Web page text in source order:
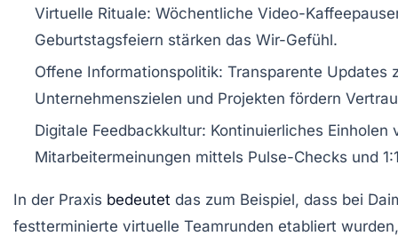
Virtuelle Rituale: Wöchentliche Video-
Geburtstagsfeiern stärken das Wir-Gefühl.
Offene Informationspolitik: Transparente Updates
Unternehmenszielen und Projekten fördern
Digitale Feedbackkultur: Kontinuierliches Einholen
Mitarbeitermeinungen mittels Pulse-Checks und
In der Praxis bedeutet das zum Beispiel, dass bei
festterminierte virtuelle Teamrunden etabliert